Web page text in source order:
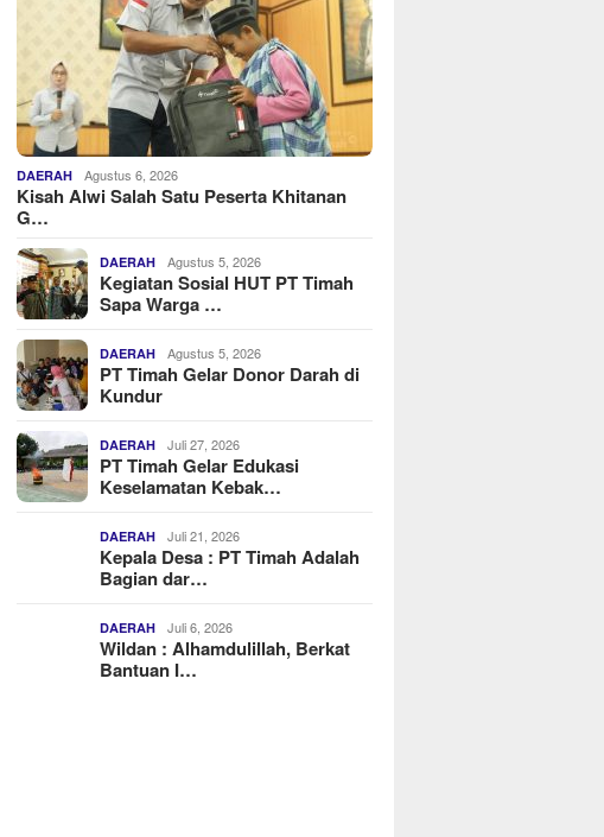
DAERAH Agustus 6, 2026
Kisah Alwi Salah Satu Peserta Khitanan
G…
DAERAH Agustus 5, 2026
Kegiatan Sosial HUT PT Timah
Sapa Warga …
DAERAH Agustus 5, 2026
PT Timah Gelar Donor Darah di
Kundur
DAERAH Juli 27, 2026
PT Timah Gelar Edukasi
Keselamatan Kebak…
DAERAH Juli 21, 2026
Kepala Desa : PT Timah Adalah
Bagian dar…
DAERAH Juli 6, 2026
Wildan : Alhamdulillah, Berkat
Bantuan I…